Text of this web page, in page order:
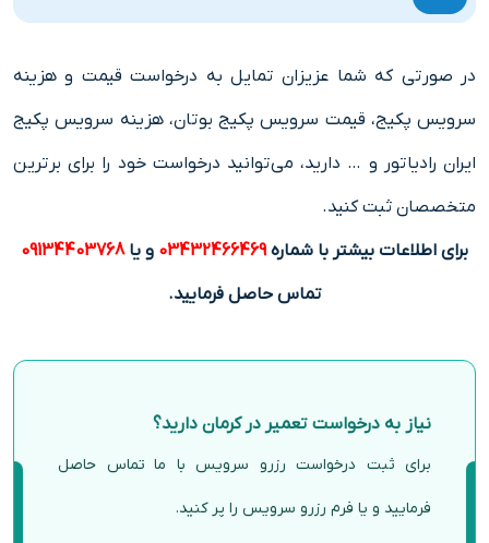
در صورتی که شما عزیزان تمایل به درخواست قیمت و هزینه
سرویس پکیج، قیمت سرویس پکیج بوتان، هزینه سرویس پکیج
ایران رادیاتور و … دارید، می‌توانید درخواست خود را برای برترین
متخصصان ثبت کنید.
برای اطلاعات بیشتر با شماره03432466469 و یا09134403768
تماس حاصل فرمایید.
نیاز به درخواست تعمیر در کرمان دارید؟
برای ثبت درخواست رزرو سرویس با ما تماس حاصل
فرمایید و یا فرم رزرو سرویس را پر کنید.